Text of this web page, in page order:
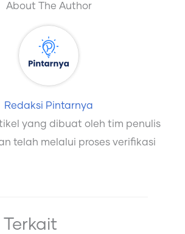
About The Author
Redaksi Pintarnya
yang dibuat oleh tim penulis
telah melalui proses verifikasi